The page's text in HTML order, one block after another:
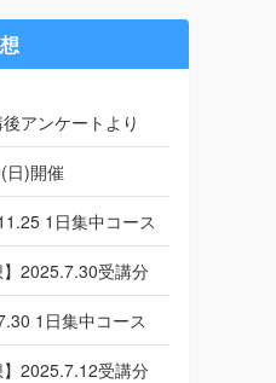
アンケートより
日)開催
1日集中コース
】2025.7.30受講分
1日集中コース
】2025.7.12受講分